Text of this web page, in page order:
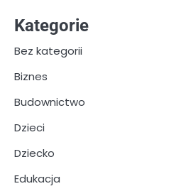
Kategorie
Bez kategorii
Biznes
Budownictwo
Dzieci
Dziecko
Edukacja